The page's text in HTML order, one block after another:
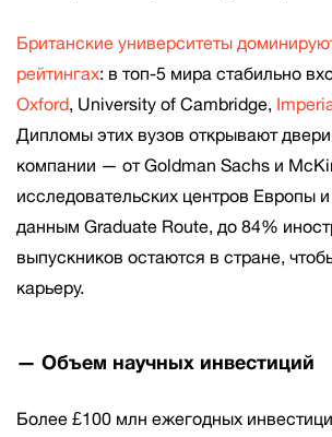
Британские университеты
рейтингах: в топ-5 мира стабильно
Oxford, University of Cambridge,
Дипломы этих вузов открывают
компании — от Goldman Sachs и
исследовательских центров Европы
данным Graduate Route, до 84%
выпускников остаются в стране,
карьеру.
— Объем научных инвестиций
Более £100 млн ежегодных